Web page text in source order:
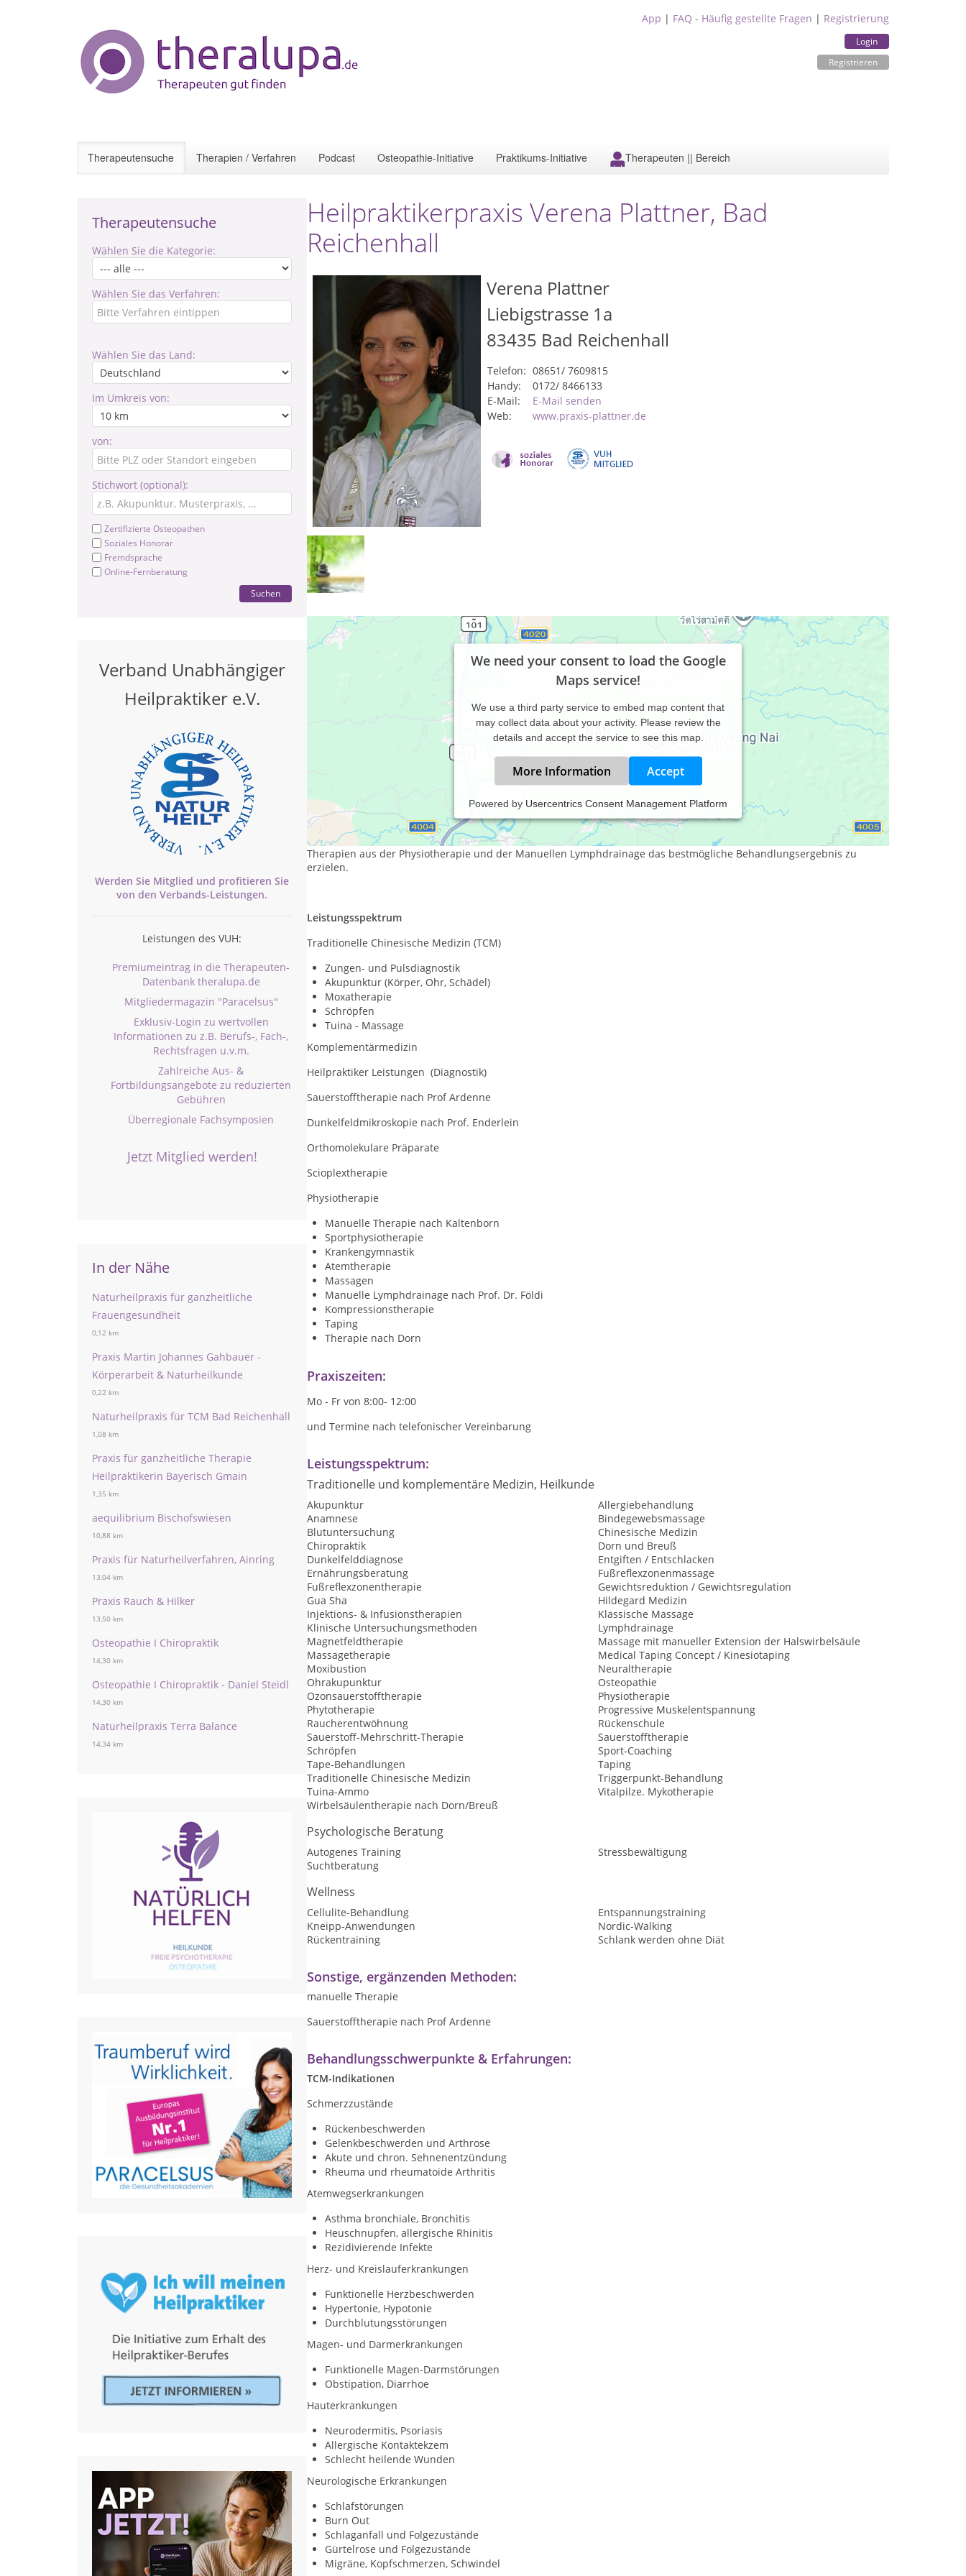
App | FAQ - Häufig gestellte Fragen | Registrierung
Login
Registrieren
Therapeutensuche Therapien / Verfahren Podcast Osteopathie-Initiative Praktikums-Initiative Therapeuten || Bereich
Therapeutensuche
Wählen Sie die Kategorie:
Wählen Sie das Verfahren:
Wählen Sie das Land:
Im Umkreis von:
von:
Stichwort (optional):
Zertifizierte Osteopathen
Soziales Honorar
Fremdsprache
Online-Fernberatung
Suchen
Verband Unabhängiger
Heilpraktiker e.V.
Werden Sie Mitglied und profitieren Sie
von den Verbands-Leistungen.
Leistungen des VUH:
Premiumeintrag in die Therapeuten-
Datenbank theralupa.de
Mitgliedermagazin "Paracelsus"
Exklusiv-Login zu wertvollen
Informationen zu z.B. Berufs-, Fach-,
Rechtsfragen u.v.m.
Zahlreiche Aus- &
Fortbildungsangebote zu reduzierten
Gebühren
Überregionale Fachsymposien
Jetzt Mitglied werden!
In der Nähe
Naturheilpraxis für ganzheitliche
Frauengesundheit
0,12 km
Praxis Martin Johannes Gahbauer -
Körperarbeit & Naturheilkunde
0,22 km
Naturheilpraxis für TCM Bad Reichenhall
1,08 km
Praxis für ganzheitliche Therapie
Heilpraktikerin Bayerisch Gmain
1,35 km
aequilibrium Bischofswiesen
10,88 km
Praxis für Naturheilverfahren, Ainring
13,04 km
Praxis Rauch & Hilker
13,50 km
Osteopathie I Chiropraktik
14,30 km
Osteopathie I Chiropraktik - Daniel Steidl
14,30 km
Naturheilpraxis Terra Balance
14,34 km
Heilpraktikerpraxis Verena Plattner, Bad
Reichenhall
Verena Plattner
Liebigstrasse 1a
83435 Bad Reichenhall
Telefon: 08651/ 7609815
Handy:
0172/ 8466133
E-Mail:
E-Mail senden
Web:
www.praxis-plattner.de
We need your consent to load the Google
Maps service!
We use a third party service to embed map content that
may collect data about your activity. Please review the
details and accept the service to see this map.
More Information Accept
Powered by Usercentrics Consent Management Platform
Therapeutische Intention
Mein Ziel ist es, durch die Kombination aus Traditioneller Chinesischer Medizin (TCM), Schulmedizin, manuellen
Therapien aus der Physiotherapie und der Manuellen Lymphdrainage das bestmögliche Behandlungsergebnis zu
erzielen.
Leistungsspektrum
Traditionelle Chinesische Medizin (TCM)
Zungen- und Pulsdiagnostik
Akupunktur (Körper, Ohr, Schädel)
Moxatherapie
Schröpfen
Tuina - Massage
Komplementärmedizin
Heilpraktiker Leistungen (Diagnostik)
Sauerstofftherapie nach Prof Ardenne
Dunkelfeldmikroskopie nach Prof. Enderlein
Orthomolekulare Präparate
Scioplextherapie
Physiotherapie
Manuelle Therapie nach Kaltenborn
Sportphysiotherapie
Krankengymnastik
Atemtherapie
Massagen
Manuelle Lymphdrainage nach Prof. Dr. Földi
Kompressionstherapie
Taping
Therapie nach Dorn
Praxiszeiten:
Mo - Fr von 8:00- 12:00
und Termine nach telefonischer Vereinbarung
Leistungsspektrum:
Traditionelle und komplementäre Medizin, Heilkunde
Akupunktur
Allergiebehandlung
Anamnese
Bindegewebsmassage
Blutuntersuchung
Chinesische Medizin
Chiropraktik
Dorn und Breuß
Dunkelfelddiagnose
Entgiften / Entschlacken
Ernährungsberatung
Fußreflexzonenmassage
Fußreflexzonentherapie
Gewichtsreduktion / Gewichtsregulation
Gua Sha
Hildegard Medizin
Injektions- & Infusionstherapien
Klassische Massage
Klinische Untersuchungsmethoden
Lymphdrainage
Magnetfeldtherapie
Massage mit manueller Extension der Halswirbelsäule
Massagetherapie
Medical Taping Concept / Kinesiotaping
Moxibustion
Neuraltherapie
Ohrakupunktur
Osteopathie
Ozonsauerstofftherapie
Physiotherapie
Phytotherapie
Progressive Muskelentspannung
Raucherentwöhnung
Rückenschule
Sauerstoff-Mehrschritt-Therapie
Sauerstofftherapie
Schröpfen
Sport-Coaching
Tape-Behandlungen
Taping
Traditionelle Chinesische Medizin
Triggerpunkt-Behandlung
Tuina-Ammo
Vitalpilze. Mykotherapie
Wirbelsäulentherapie nach Dorn/Breuß
Psychologische Beratung
Autogenes Training
Stressbewältigung
Suchtberatung
Wellness
Cellulite-Behandlung
Entspannungstraining
Kneipp-Anwendungen
Nordic-Walking
Rückentraining
Schlank werden ohne Diät
Sonstige, ergänzenden Methoden:
manuelle Therapie
Sauerstofftherapie nach Prof Ardenne
Behandlungsschwerpunkte & Erfahrungen:
TCM-Indikationen
Schmerzzustände
Rückenbeschwerden
Gelenkbeschwerden und Arthrose
Akute und chron. Sehnenentzündung
Rheuma und rheumatoide Arthritis
Atemwegserkrankungen
Asthma bronchiale, Bronchitis
Heuschnupfen, allergische Rhinitis
Rezidivierende Infekte
Herz- und Kreislauferkrankungen
Funktionelle Herzbeschwerden
Hypertonie, Hypotonie
Durchblutungsstörungen
Magen- und Darmerkrankungen
Funktionelle Magen-Darmstörungen
Obstipation, Diarrhoe
Hauterkrankungen
Neurodermitis, Psoriasis
Allergische Kontaktekzem
Schlecht heilende Wunden
Neurologische Erkrankungen
Schlafstörungen
Burn Out
Schlaganfall und Folgezustände
Gürtelrose und Folgezustände
Migräne, Kopfschmerzen, Schwindel